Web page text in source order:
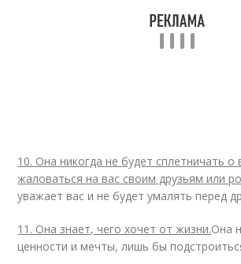
10. Она никогда не будет сплетничать о
жаловаться на вас своим друзьям или
уважает вас и не будет умалять перед
11. Она знает, чего хочет от жизни.Она
ценности и мечты, лишь бы